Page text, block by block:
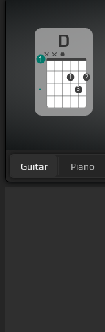
D
1
3
2
1
Guitar Piano